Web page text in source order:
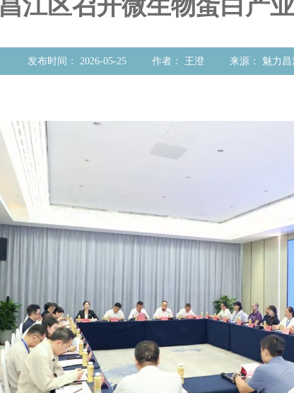
昌江区召开微生物蛋白产
发布时间： 2026-05-25 作者： 王澄 来源： 魅